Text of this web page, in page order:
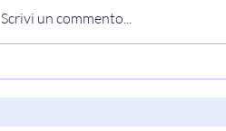
Scrivi un commento...